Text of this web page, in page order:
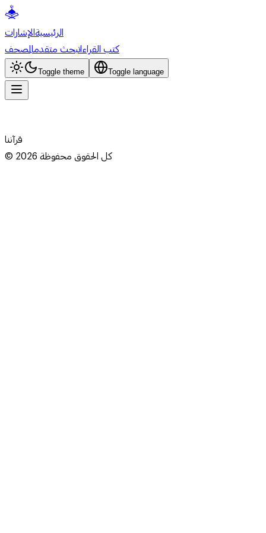
الرئيسيةالإشارات
كتب القراءاتبحث متقدمالمصحف
Toggle theme Toggle language
قرآننا
© 2026كل الحقوق محفوظة